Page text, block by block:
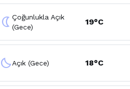
nightlightÇoğunlukla Açık
(Gece)
19°C
clear_nightAçık (Gece) 18°C